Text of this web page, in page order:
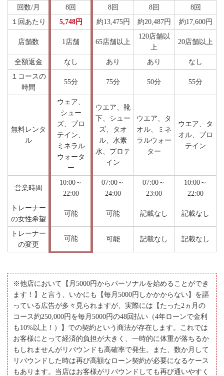
回数/月 8回 8回 8回
8回
１回あたり
5,748円 約13,475円 約20,487円 約17,600円
店舗数 1店舗 65店舗以上
120店舗以
上
20店舗以上
全額返金 なし あり あり
なし
１コースの
時間
55分 75分 50分 55分
無料レンタ
ル
ウェア、
シュー
ズ、プロ
テイン、
ミネラル
ウォータ
ー
ウエア、靴
下、シュー
ズ、タオ
ル、水素
水、プロテ
イン
ウエア、タ
オル、ミネ
ラルウォー
ター
ウエア、タ
オル、プロ
テイン
営業時間
10:00～
22:00
07:00～
24:00
07:00～
23:00
10:00～
22:00
トレーナー
の女性希望
可能 可能 記載なし 記載なし
トレーナー
の変更
可能 可能 記載なし 記載なし
※他店において【月5000円からパーソナルを始めることができ
ます！】と言う、いかにも【毎月5000円しかかからない】を謳
っている広告が多々見られますが、実際には【たった2ヵ月の
コース約250,000円を毎月5000円の48回払い（4年ローンで金利
も10%以上！）】での契約という商法が存在します。これでは
お客様にとって経済的負担が大きく、一時的に体重が落ちるか
もしれませんがリバウンドも高確率で発生。また、数か月して
リバウンドした時は再び高額なローン契約が必要になるケース
もあります。当店はお客様がリバウンドしても再び通いやすく